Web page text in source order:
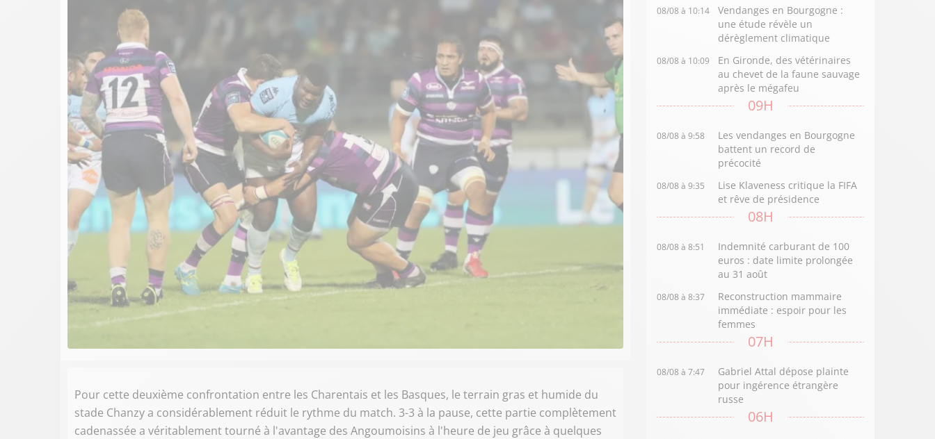
Pour cette deuxième confrontation entre les Charentais et les Basques, le terrain gras et humide du
stade Chanzy a considérablement réduit le rythme du match. 3-3 à la pause, cette partie complètement
cadenassée a véritablement tourné à l'avantage des Angoumoisins à l'heure de jeu grâce à quelques
08/08 à 10:14
Vendanges en Bourgogne :
une étude révèle un
dérèglement climatique
08/08 à 10:09
En Gironde, des vétérinaires
au chevet de la faune sauvage
après le mégafeu
09H
08/08 à 9:58
Les vendanges en Bourgogne
battent un record de
précocité
08/08 à 9:35
Lise Klaveness critique la FIFA
et rêve de présidence
08H
08/08 à 8:51
Indemnité carburant de 100
euros : date limite prolongée
au 31 août
08/08 à 8:37
Reconstruction mammaire
immédiate : espoir pour les
femmes
07H
08/08 à 7:47
Gabriel Attal dépose plainte
pour ingérence étrangère
russe
06H